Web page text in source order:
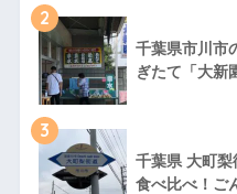
2
千葉県市川市
ぎたて「大新
3
千葉県 大町
食べ比べ！ご